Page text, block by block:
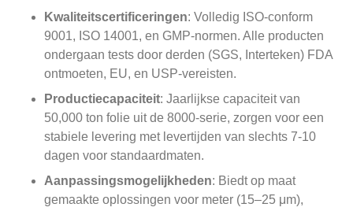
Kwaliteitscertificeringen: Volledig ISO-conform
9001, ISO 14001, en GMP-normen. Alle producten
ondergaan tests door derden (SGS, Interteken) FDA
ontmoeten, EU, en USP-vereisten.
Productiecapaciteit: Jaarlijkse capaciteit van
50,000 ton folie uit de 8000-serie, zorgen voor een
stabiele levering met levertijden van slechts 7-10
dagen voor standaardmaten.
Aanpassingsmogelijkheden: Biedt op maat
gemaakte oplossingen voor meter (15–25 μm),